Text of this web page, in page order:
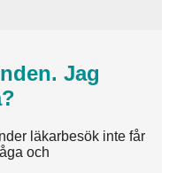
Jag
läkarbesök inte får
och